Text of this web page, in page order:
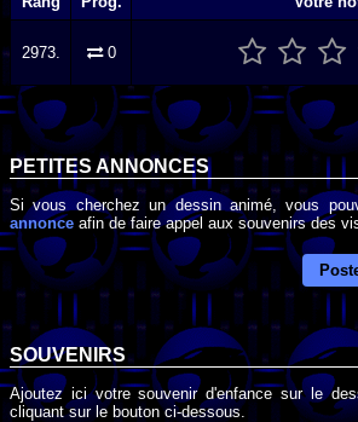
2973. 0
PETITES ANNONCES
Si vous cherchez un dessin animé, vous
annonce afin de faire appel aux souvenirs des
SOUVENIRS
Ajoutez ici votre souvenir d'enfance sur le
cliquant sur le bouton ci-dessous.